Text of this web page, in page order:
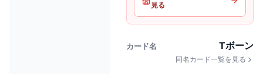
見る
カード名 Tボーン
同名カード一覧を見る